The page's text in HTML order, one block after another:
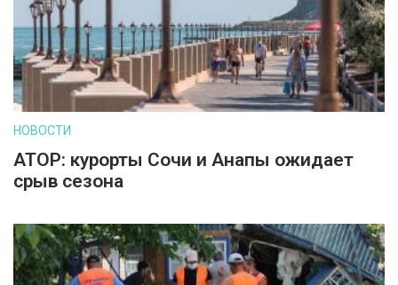
НОВОСТИ
АТОР: курорты Сочи и Анапы ожидает
срыв сезона